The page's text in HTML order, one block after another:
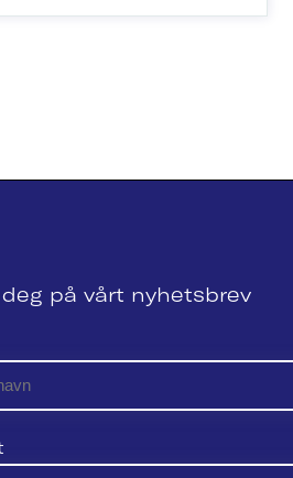
på vårt nyhetsbrev